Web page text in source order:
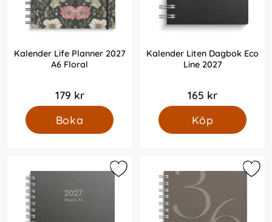
Kalender Life Planner 2027
A6 Floral
179 kr
Boka
Kalender Liten Dagbok Eco
Line 2027
165 kr
Köp